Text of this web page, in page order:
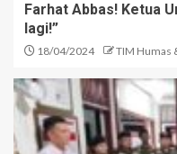
Farhat Abbas! Ketua
lagi!”
18/04/2024 TIM Humas